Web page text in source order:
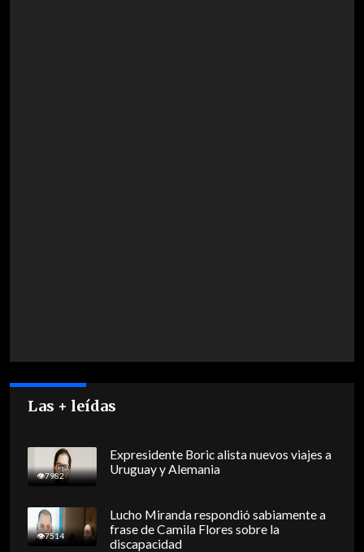
Las + leídas
7982
Expresidente Boric alista nuevos viajes a
Uruguay y Alemania
7514
Lucho Miranda respondió sabiamente a
frase de Camila Flores sobre la
discapacidad